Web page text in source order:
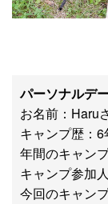
パーソナルデ
お名前：Haru
キャンプ歴：
年間のキャン
キャンプ参加
今回のキャン